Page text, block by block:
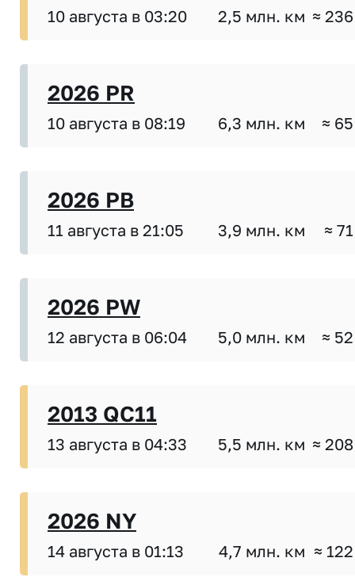
10 августа в 03:20 2,5 млн. км ≈
2026 PR
10 августа в 08:19 6,3 млн. км ≈
2026 PB
11 августа в 21:05 3,9 млн. км ≈
2026 PW
12 августа в 06:04 5,0 млн. км ≈
2013 QC11
13 августа в 04:33 5,5 млн. км ≈
2026 NY
14 августа в 01:13 4,7 млн. км ≈